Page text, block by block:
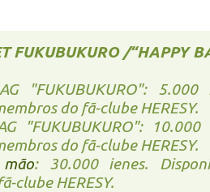
FUKUBUKURO /“HAPPY
"FUKUBUKURO": 5.000
do fã-clube HERESY.
"FUKUBUKURO":
do fã-clube HERESY.
: 30.000 ienes.
clube HERESY.